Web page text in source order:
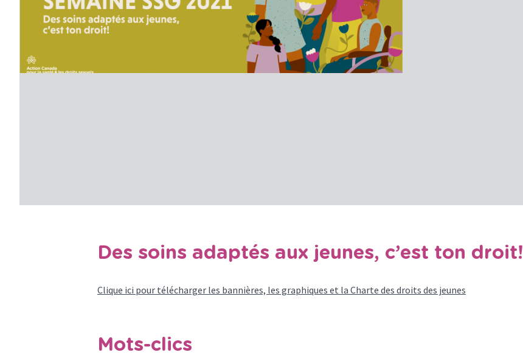
Des soins adaptés aux jeunes, c’est ton droit!
Clique ici pour télécharger les bannières, les graphiques et la Charte des droits des jeunes
Mots-clics